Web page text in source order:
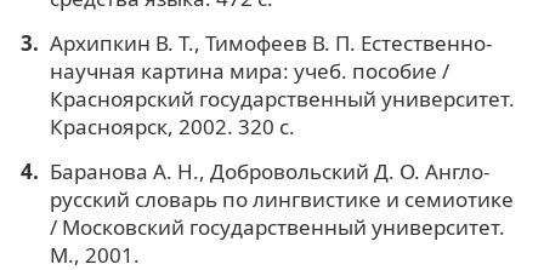
Архипкин В. Т., Тимофеев В. П. Естественно-
научная картина мира: учеб. пособие /
Красноярский государственный университет.
Красноярск, 2002. 320 с.
Баранова А. Н., Добровольский Д. О. Англо-
русский словарь по лингвистике и семиотике
/ Московский государственный университет.
М., 2001.